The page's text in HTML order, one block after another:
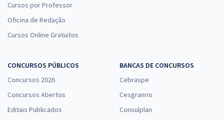
Cursos por Professor
Oficina de Redação
Cursos Online Gratuitos
CONCURSOS PÚBLICOS
Concursos 2026
Concursos Abertos
Editais Publicados
BANCAS DE CONCURSOS
Cebraspe
Cesgranrio
Consulplan